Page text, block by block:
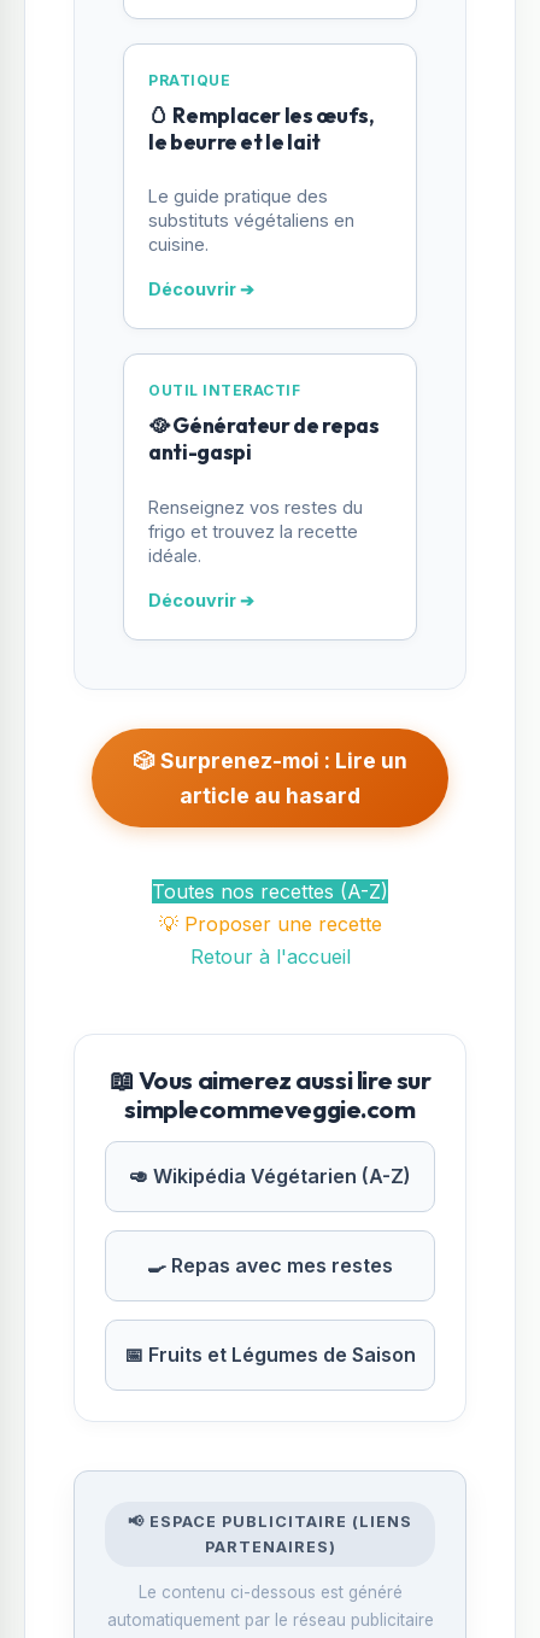
PRATIQUE
🥚 Remplacer les œufs,
le beurre et le lait
Le guide pratique des
substituts végétaliens en
cuisine.
Découvrir ➔
OUTIL INTERACTIF
🥘 Générateur de repas
anti-gaspi
Renseignez vos restes du
frigo et trouvez la recette
idéale.
Découvrir ➔
🎲 Surprenez-moi : Lire un
article au hasard
Toutes nos recettes (A-Z)
💡 Proposer une recette
Retour à l'accueil
📖 Vous aimerez aussi lire sur
simplecommeveggie.com
🥑 Wikipédia Végétarien (A-Z)
🍳 Repas avec mes restes
📅 Fruits et Légumes de Saison
📢 ESPACE PUBLICITAIRE (LIENS
PARTENAIRES)
Le contenu ci-dessous est généré
automatiquement par le réseau publicitaire